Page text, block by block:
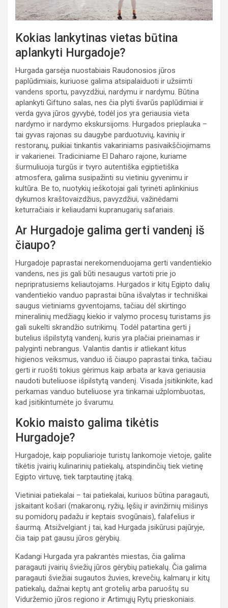
Kokias lankytinas vietas būtina
aplankyti Hurgadoje?
Hurgada garsėja nuostabiais Raudonosios jūros
paplūdimiais, kuriuose galima atsipalaiduoti ir užsiimti
vandens sportu, pavyzdžiui, nardymu ir nardymu. Būtina
aplankyti Giftuno salas, nes čia plyti švarūs paplūdimiai ir
verda gyva jūros gyvybė, todėl jos yra geriausia vieta
nardymo ir nardymo ekskursijoms. Hurgados prieplauka –
tai gyvas rajonas su daugybe parduotuvių, kavinių ir
restoranų, puikiai tinkantis vakariniams pasivaikščiojimams
ir vakarienei. Tradiciniame El Daharo rajone, kuriame
šurmuliuoja turgūs ir tvyro autentiška egiptietiška
atmosfera, galima susipažinti su vietiniu gyvenimu ir
kultūra. Be to, nuotykių ieškotojai gali tyrinėti aplinkinius
dykumos kraštovaizdžius, pavyzdžiui, važinėdami
keturračiais ir keliaudami kupranugarių safariais.
Ar Hurgadoje galima gerti vandenį iš
čiaupo?
Hurgadoje paprastai nerekomenduojama gerti vandentiekio
vandens, nes jis gali būti nesaugus vartoti prie jo
nepripratusiems keliautojams. Hurgados ir kitų Egipto dalių
vandentiekio vanduo paprastai būna išvalytas ir techniškai
saugus vietiniams gyventojams, tačiau dėl skirtingo
mineralinių medžiagų kiekio ir valymo procesų turistams jis
gali sukelti skrandžio sutrikimų. Todėl patartina gerti į
butelius išpilstytą vandenį, kuris yra plačiai prieinamas ir
palyginti nebrangus. Valantis dantis ir atliekant kitus
higienos veiksmus, vanduo iš čiaupo paprastai tinka, tačiau
gerti ir ruošti tokius gėrimus kaip arbata ar kava geriausia
naudoti buteliuose išpilstytą vandenį. Visada įsitikinkite, kad
perkamas vanduo buteliuose yra tinkamai užplombuotas,
kad įsitikintumėte jo švarumu.
Kokio maisto galima tikėtis
Hurgadoje?
Hurgadoje, kaip populiarioje turistų lankomoje vietoje, galite
tikėtis įvairių kulinarinių patiekalų, atspindinčių tiek vietinę
Egipto virtuvę, tiek tarptautinę įtaką.
Vietiniai patiekalai – tai patiekalai, kuriuos būtina paragauti,
įskaitant košari (makaronų, ryžių, lęšių ir avinžirnių mišinys
su pomidorų padažu ir keptais svogūnais), falafelius ir
šaurmą. Atsižvelgiant į tai, kad Hurgada įsikūrusi pajūryje,
čia taip pat gausu jūros gėrybių.
Kadangi Hurgada yra pakrantės miestas, čia galima
paragauti įvairių šviežių jūros gėrybių patiekalų. Čia galima
paragauti šviežiai sugautos žuvies, krevečių, kalmarų ir kitų
patiekalų, dažnai keptų ant grotelių arba paruoštų su
Viduržemio jūros regiono ir Artimųjų Rytų prieskoniais.